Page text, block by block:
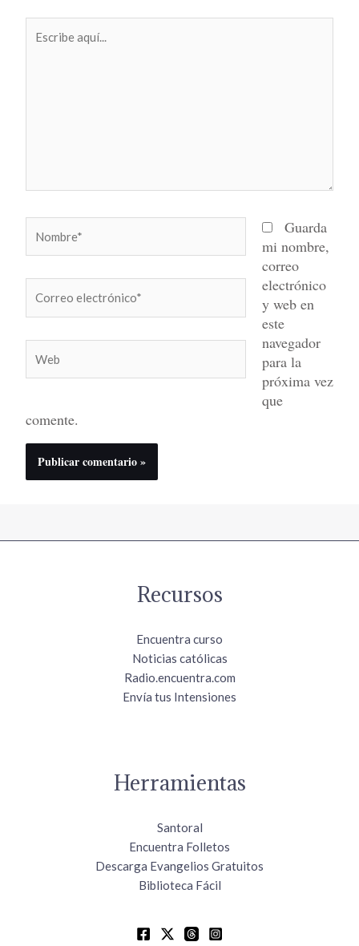
aquí...
electrónico*
Guarda
mi nombre,
correo
electrónico
y web en
este
navegador
para la
próxima vez
que
comente.
Recursos
Encuentra curso
Noticias católicas
Radio.encuentra.com
Envía tus Intensiones
Herramientas
Santoral
Encuentra Folletos
Descarga Evangelios Gratuitos
Biblioteca Fácil